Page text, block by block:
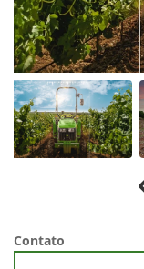
Contato